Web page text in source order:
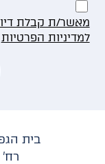
מאשר/ת קבלת
למדיניות הפרטיות
בית
רח' הגפן